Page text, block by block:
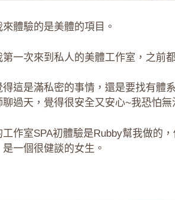
體驗的是美體的項目。
第一次來到私人的美體工作室，之前
得這是滿私密的事情，還是要找有體
聊過天，覺得很安全又安心~我恐怕
工作室SPA初體驗是Rubby幫我做的
一個很健談的女生。